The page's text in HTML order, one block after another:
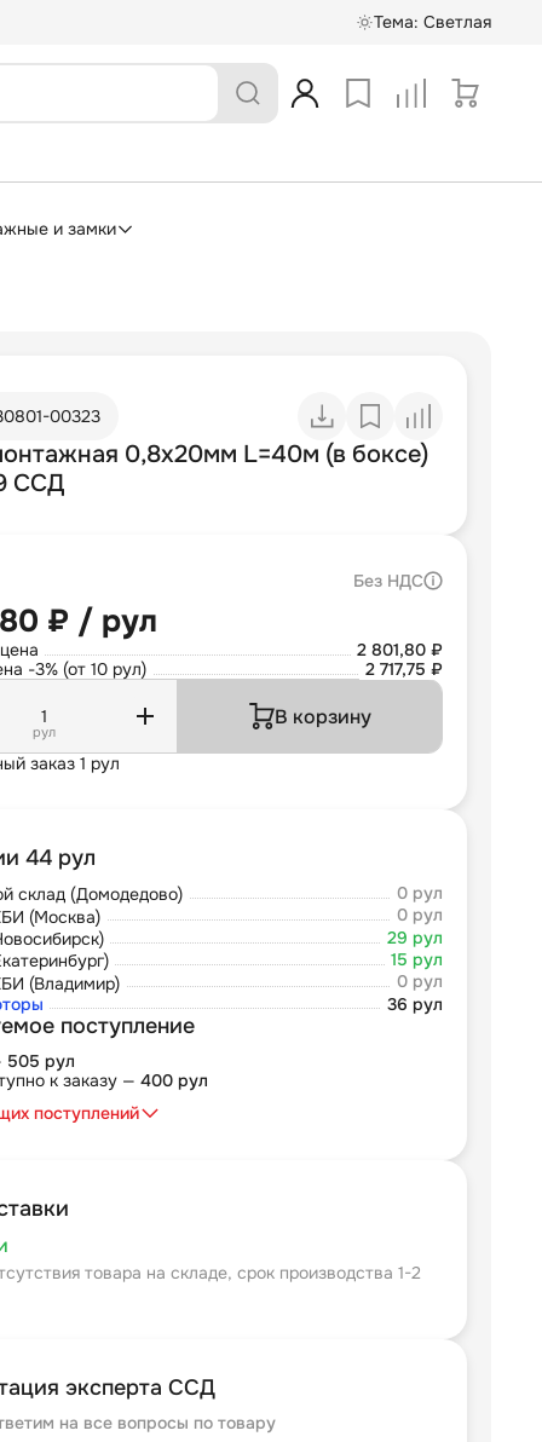
Тема: Светлая
и замки
00323
0,8х20мм L=40м (в боксе)
ССД
Без НДС
₽ / рул
2 801,80 ₽
-3% (от 10 рул)
2 717,75 ₽
рул
В корзину
заказ 1 рул
44 рул
склад (Домодедово)
0 рул
(Москва)
0 рул
29 рул
15 рул
(Владимир)
0 рул
36 рул
поступление
505 рул
к заказу — 400 рул
поступлений
товара на складе, срок производства 1-2
эксперта ССД
на все вопросы по товару